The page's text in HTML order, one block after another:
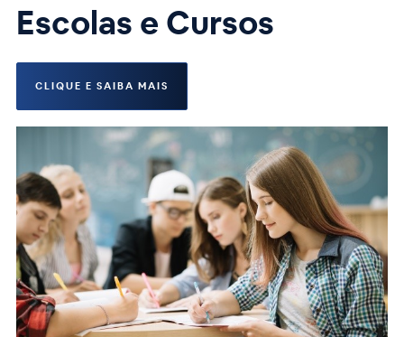
Escolas e Cursos
CLIQUE E SAIBA MAIS